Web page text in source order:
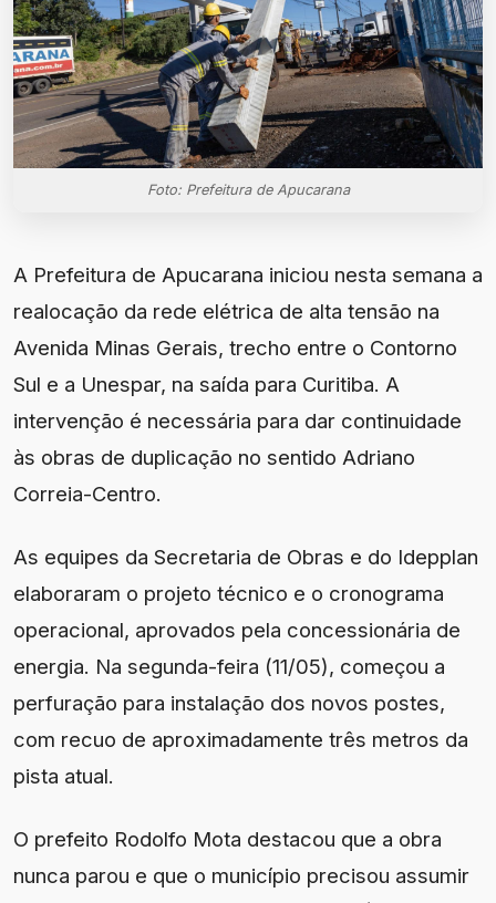
Foto: Prefeitura de Apucarana
A Prefeitura de Apucarana iniciou nesta semana a
realocação da rede elétrica de alta tensão na
Avenida Minas Gerais, trecho entre o Contorno
Sul e a Unespar, na saída para Curitiba. A
intervenção é necessária para dar continuidade
às obras de duplicação no sentido Adriano
Correia-Centro.
As equipes da Secretaria de Obras e do Idepplan
elaboraram o projeto técnico e o cronograma
operacional, aprovados pela concessionária de
energia. Na segunda-feira (11/05), começou a
perfuração para instalação dos novos postes,
com recuo de aproximadamente três metros da
pista atual.
O prefeito Rodolfo Mota destacou que a obra
nunca parou e que o município precisou assumir